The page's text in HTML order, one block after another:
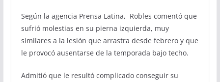
Según la agencia Prensa Latina, Robles comentó que
sufrió molestias en su pierna izquierda, muy
similares a la lesión que arrastra desde febrero y que
le provocó ausentarse de la temporada bajo techo.
Admitió que le resultó complicado conseguir su